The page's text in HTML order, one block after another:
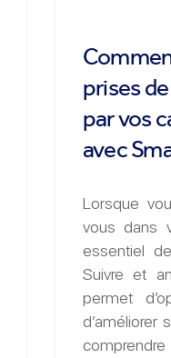
prises
par vos
avec
Lorsque
vous dans
essentiel
Suivre et
permet
d’améliorer